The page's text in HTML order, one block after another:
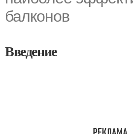
балконов
Введение